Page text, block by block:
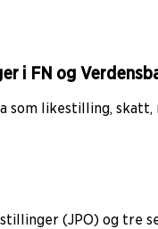
i FN og
som likestilling,
(JPO) og tre